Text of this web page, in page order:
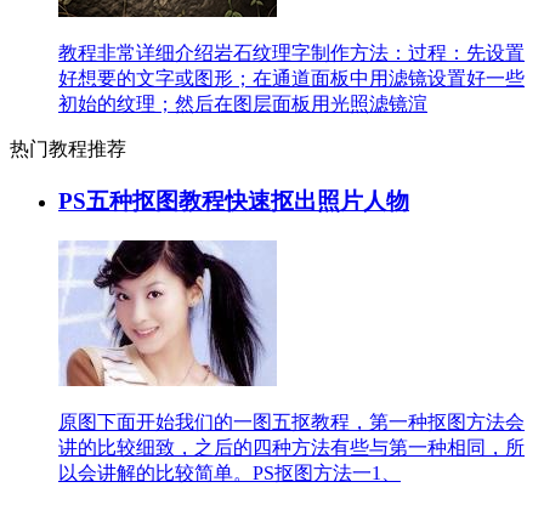
教程非常详细介绍岩石纹理字制作方法：过程：先设置
好想要的文字或图形；在通道面板中用滤镜设置好一些
初始的纹理；然后在图层面板用光照滤镜渲
热门教程推荐
PS五种抠图教程快速抠出照片人物
原图下面开始我们的一图五抠教程，第一种抠图方法会
讲的比较细致，之后的四种方法有些与第一种相同，所
以会讲解的比较简单。PS抠图方法一1、